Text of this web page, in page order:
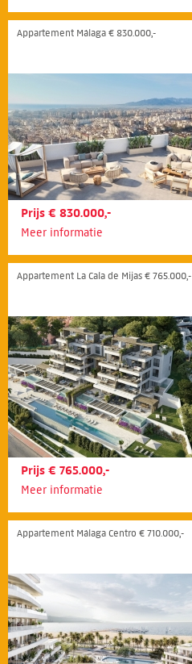
Appartement Málaga € 830.000,-
Prijs € 830.000,-
Meer informatie
Appartement La Cala de Mijas € 765.000,-
Prijs € 765.000,-
Meer informatie
Appartement Málaga Centro € 710.000,-